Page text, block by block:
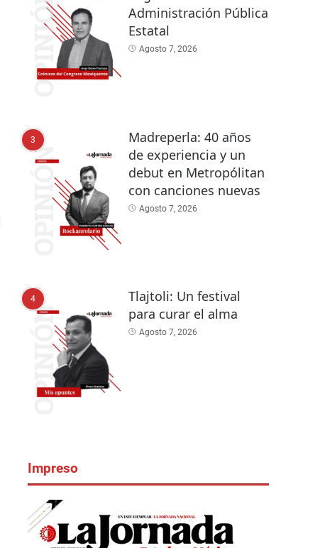
Administración Pública
Estatal
Agosto 7, 2026
3
Madreperla: 40 años
de experiencia y un
debut en Metropólitan
con canciones nuevas
Agosto 7, 2026
4
Tlajtoli: Un festival
para curar el alma
Agosto 7, 2026
Impreso